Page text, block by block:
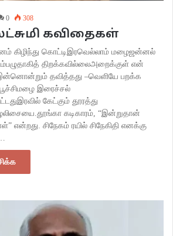
0 308
கவிதைகள்
கிழிந்து கொட்டிஇரவெல்லாம் மழைஜன்னல்
திறக்கவில்லைஅறைக்குள் என்
தவித்தது –வெளியே பறக்க
இரைச்சல்
கேட்கும் தூரத்து
கடிகாரம், “இன்றுதான்
என்றது. சிநேகம் ரயில் சிநேகிதி எனக்கு